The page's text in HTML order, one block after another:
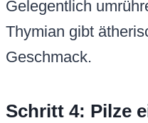
Gelegentlich
Thymian gibt
Geschmack.
Schritt 4: Pilze